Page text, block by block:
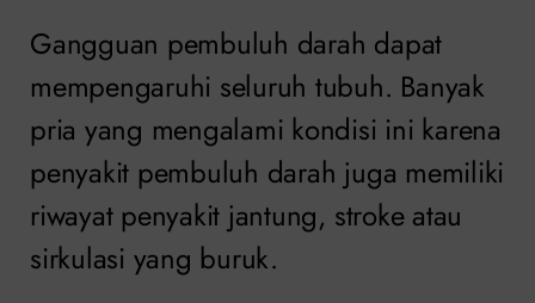
Gangguan pembuluh darah dapat
mempengaruhi seluruh tubuh. Banyak
pria yang mengalami kondisi ini karena
penyakit pembuluh darah juga memiliki
riwayat penyakit jantung, stroke atau
sirkulasi yang buruk.